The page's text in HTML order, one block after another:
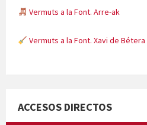
Vermuts a la Font. Arre-ak
Vermuts a la Font. Xavi de Bétera
ACCESOS DIRECTOS